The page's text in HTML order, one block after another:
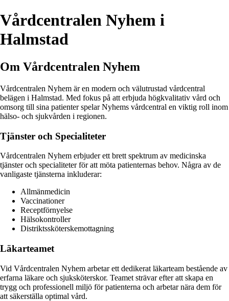
Vårdcentralen Nyhem i
Halmstad
Om Vårdcentralen Nyhem
Vårdcentralen Nyhem är en modern och välutrustad vårdcentral
belägen i Halmstad. Med fokus på att erbjuda högkvalitativ vård och
omsorg till sina patienter spelar Nyhems vårdcentral en viktig roll inom
hälso- och sjukvården i regionen.
Tjänster och Specialiteter
Vårdcentralen Nyhem erbjuder ett brett spektrum av medicinska
tjänster och specialiteter för att möta patienternas behov. Några av de
vanligaste tjänsterna inkluderar:
Allmänmedicin
Vaccinationer
Receptförnyelse
Hälsokontroller
Distriktssköterskemottagning
Läkarteamet
Vid Vårdcentralen Nyhem arbetar ett dedikerat läkarteam bestående av
erfarna läkare och sjuksköterskor. Teamet strävar efter att skapa en
trygg och professionell miljö för patienterna och arbetar nära dem för
att säkerställa optimal vård.